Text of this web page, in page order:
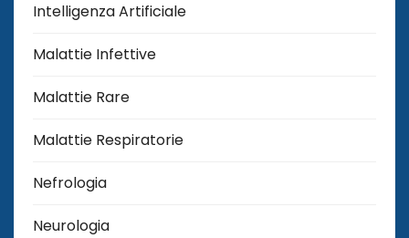
Intelligenza Artificiale
Malattie Infettive
Malattie Rare
Malattie Respiratorie
Nefrologia
Neurologia